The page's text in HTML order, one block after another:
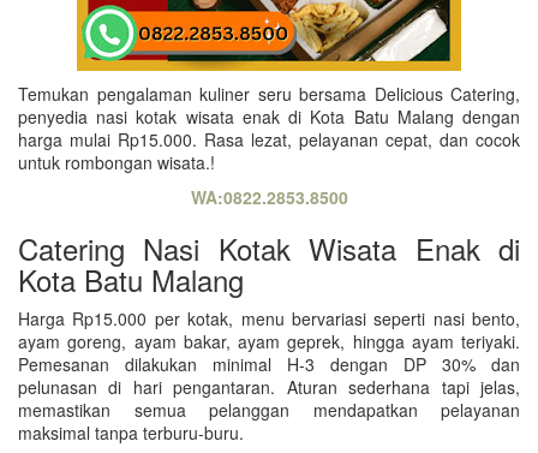
Temukan pengalaman kuliner seru bersama Delicious Catering,
penyedia nasi kotak wisata enak di Kota Batu Malang dengan
harga mulai Rp15.000. Rasa lezat, pelayanan cepat, dan cocok
untuk rombongan wisata.!
WA:0822.2853.8500
Catering Nasi Kotak Wisata Enak di
Kota Batu Malang
Harga Rp15.000 per kotak, menu bervariasi seperti nasi bento,
ayam goreng, ayam bakar, ayam geprek, hingga ayam teriyaki.
Pemesanan dilakukan minimal H-3 dengan DP 30% dan
pelunasan di hari pengantaran. Aturan sederhana tapi jelas,
memastikan semua pelanggan mendapatkan pelayanan
maksimal tanpa terburu-buru.